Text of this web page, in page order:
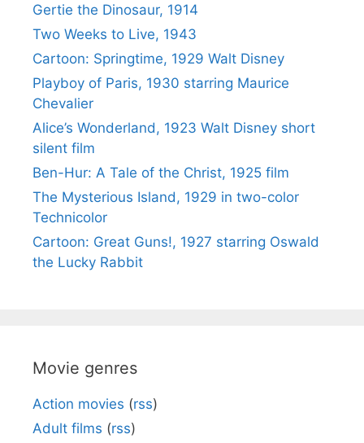
Gertie the Dinosaur, 1914
Two Weeks to Live, 1943
Cartoon: Springtime, 1929 Walt Disney
Playboy of Paris, 1930 starring Maurice
Chevalier
Alice’s Wonderland, 1923 Walt Disney short
silent film
Ben-Hur: A Tale of the Christ, 1925 film
The Mysterious Island, 1929 in two-color
Technicolor
Cartoon: Great Guns!, 1927 starring Oswald
the Lucky Rabbit
Movie genres
Action movies (rss)
Adult films (rss)